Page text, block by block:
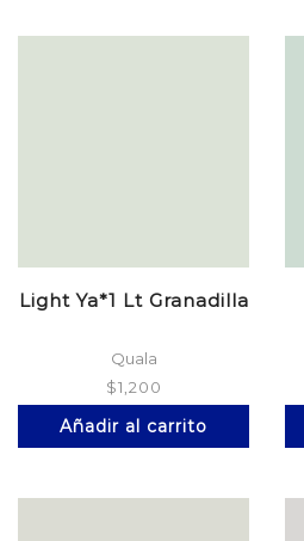
Light Ya*1 Lt Granadilla
Quala
$1,200
Añadir al carrito